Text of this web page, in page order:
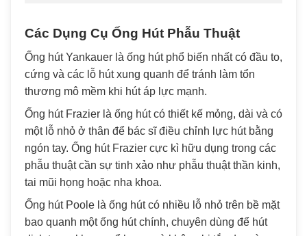
Các Dụng Cụ Ống Hút Phẫu Thuật
Ống hút Yankauer là ống hút phổ biến nhất có đầu to,
cứng và các lỗ hút xung quanh để tránh làm tổn
thương mô mềm khi hút áp lực mạnh.
Ống hút Frazier là ống hút có thiết kế mỏng, dài và có
một lỗ nhỏ ở thân để bác sĩ điều chỉnh lực hút bằng
ngón tay. Ống hút Frazier cực kì hữu dụng trong các
phẫu thuật cần sự tinh xảo như phẫu thuật thần kinh,
tai mũi họng hoặc nha khoa.
Ống hút Poole là ống hút có nhiều lỗ nhỏ trên bề mặt
bao quanh một ống hút chính, chuyên dùng để hút